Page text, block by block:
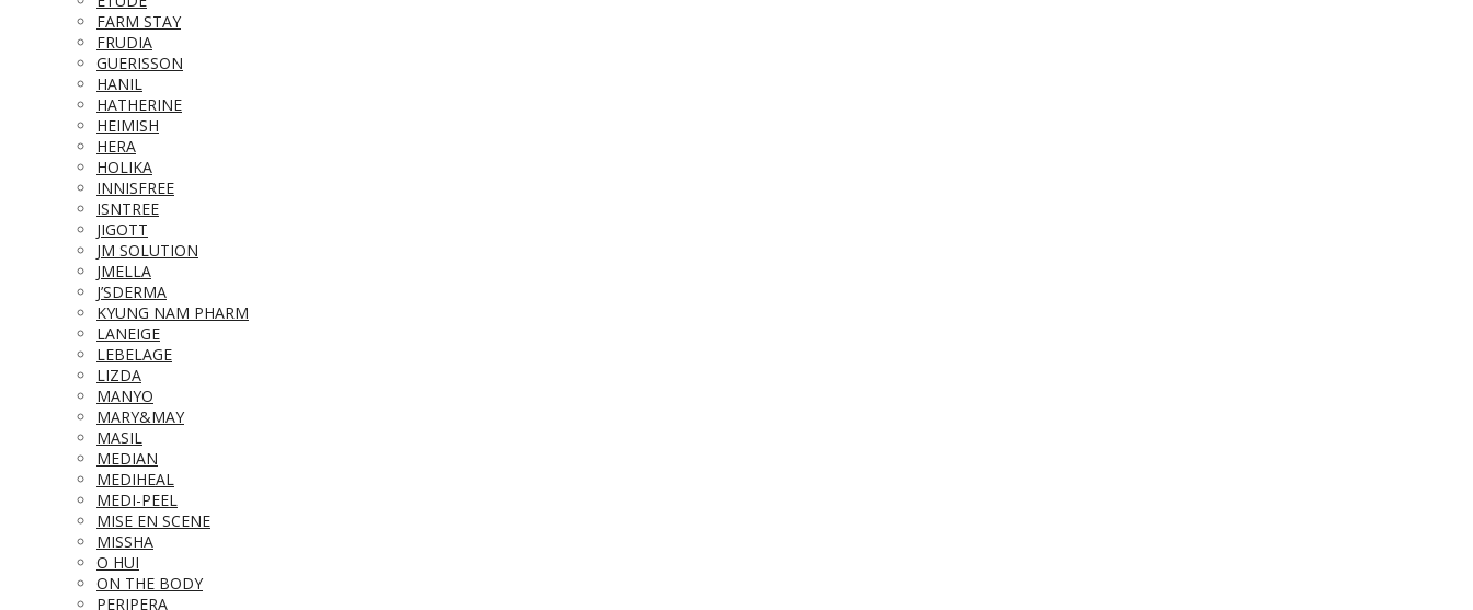
FARM STAY
FRUDIA
GUERISSON
HANIL
HATHERINE
HEIMISH
HERA
HOLIKA
INNISFREE
ISNTREE
JIGOTT
JM SOLUTION
JMELLA
J’SDERMA
KYUNG NAM PHARM
LANEIGE
LEBELAGE
LIZDA
MANYO
MARY&MAY
MASIL
MEDIAN
MEDIHEAL
MEDI-PEEL
MISE EN SCENE
MISSHA
O HUI
ON THE BODY
PERIPERA